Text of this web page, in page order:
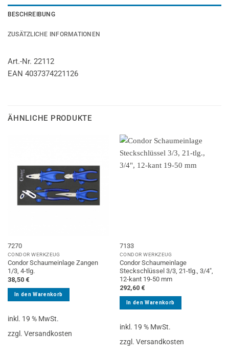
BESCHREIBUNG
ZUSÄTZLICHE INFORMATIONEN
Art.-Nr. 22112
EAN 4037374221126
ÄHNLICHE PRODUKTE
7270
CONDOR WERKZEUG
Condor Schaumeinlage Zangen
1/3, 4-tlg.
38,50 €
In den Warenkorb
inkl. 19 % MwSt.
zzgl. Versandkosten
7133
CONDOR WERKZEUG
Condor Schaumeinlage
Steckschlüssel 3/3, 21-tlg., 3/4″,
12-kant 19-50 mm
292,60 €
In den Warenkorb
inkl. 19 % MwSt.
zzgl. Versandkosten